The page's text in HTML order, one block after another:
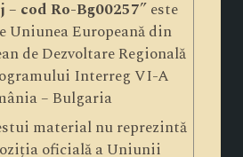
– cod Ro-Bg00257” este
Uniunea Europeană din
de Dezvoltare Regională
Interreg VI-A
– Bulgaria
material nu reprezintă
oficială a Uniunii